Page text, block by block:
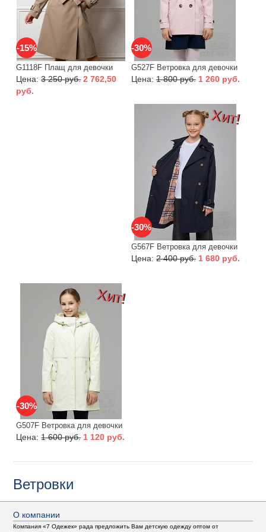
-15%
G1118F Плащ для девочки
Цена:3 250 руб. 2 762,50
руб.
-30%
G527F Ветровка для девочки
Цена: 1 800 руб. 1 260 руб.
-30%
Хит!
G567F Ветровка для девочки
Цена: 2 400 руб. 1 680 руб.
-30%
Хит!
G507F Ветровка для девочки
Цена:1 600 руб. 1 120 руб.
Ветровки
О компании
Компания «7 Одежек» рада предложить Вам детскую одежду оптом от